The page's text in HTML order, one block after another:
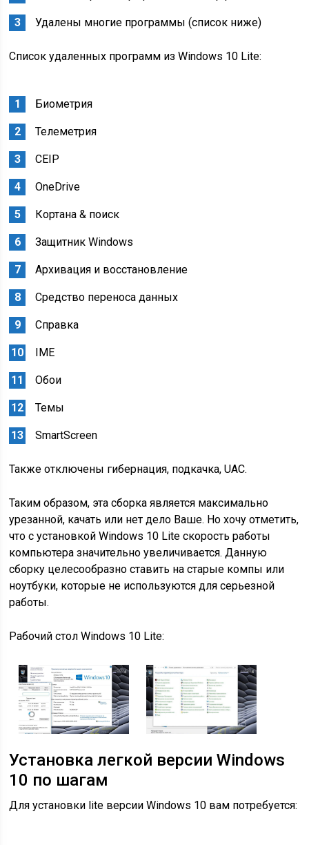
Удалены многие программы (список ниже)
Список удаленных программ из Windows 10 Lite:
Биометрия
Телеметрия
CEIP
OneDrive
Кортана & поиск
Защитник Windows
Архивация и восстановление
Средство переноса данных
Справка
IME
Обои
Темы
SmartScreen
Также отключены гибернация, подкачка, UAC.
Таким образом, эта сборка является максимально
урезанной, качать или нет дело Ваше. Но хочу отметить,
что с установкой Windows 10 Lite скорость работы
компьютера значительно увеличивается. Данную
сборку целесообразно ставить на старые компы или
ноутбуки, которые не используются для серьезной
работы.
Рабочий стол Windows 10 Lite:
Установка легкой версии Windows
10 по шагам
Для установки lite версии Windows 10 вам потребуется: